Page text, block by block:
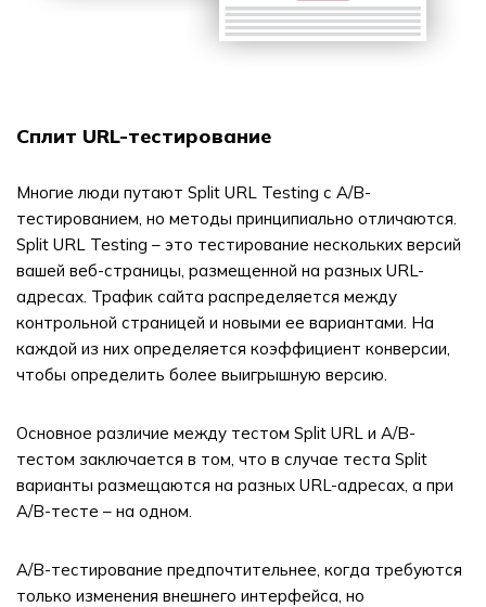
Сплит URL-тестирование
Многие люди путают Split URL Testing с A/B-
тестированием, но методы принципиально отличаются.
Split URL Testing – это тестирование нескольких версий
вашей веб-страницы, размещенной на разных URL-
адресах. Трафик сайта распределяется между
контрольной страницей и новыми ее вариантами. На
каждой из них определяется коэффициент конверсии,
чтобы определить более выигрышную версию.
Основное различие между тестом Split URL и A/B-
тестом заключается в том, что в случае теста Split
варианты размещаются на разных URL-адресах, а при
A/B-тесте – на одном.
A/B-тестирование предпочтительнее, когда требуются
только изменения внешнего интерфейса, но